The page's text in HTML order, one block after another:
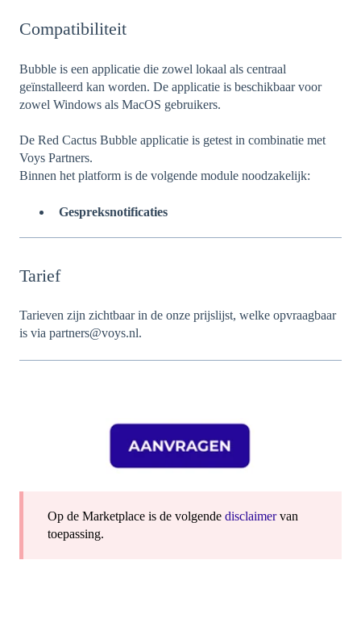
Compatibiliteit
Bubble is een applicatie die zowel lokaal als centraal
geïnstalleerd kan worden. De applicatie is beschikbaar voor
zowel Windows als MacOS gebruikers.
De Red Cactus Bubble applicatie is getest in combinatie met
Voys Partners.
Binnen het platform is de volgende module noodzakelijk:
Gespreksnotificaties
Tarief
Tarieven zijn zichtbaar in de onze prijslijst, welke opvraagbaar
is via partners@voys.nl.
Op de Marketplace is de volgende disclaimervan
toepassing.